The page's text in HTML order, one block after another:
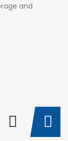
and